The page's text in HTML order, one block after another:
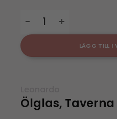
LÄGG TILL I
Ölglas,